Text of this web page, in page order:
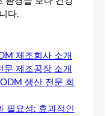
다.
제조회사 소개
제조공장 소개
생산 전문 회
필요성: 효과적인